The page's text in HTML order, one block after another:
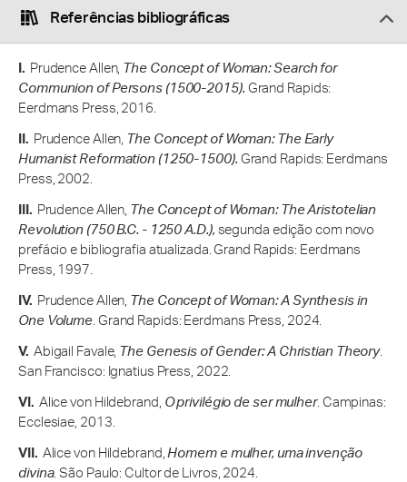
Referências bibliográficas
Prudence Allen, The Concept of Woman: Search for
Communion of Persons (1500-2015).Grand Rapids:
Eerdmans Press, 2016.
Prudence Allen, The Concept of Woman: The Early
Humanist Reformation (1250-1500). Grand Rapids: Eerdmans
Press, 2002.
Prudence Allen, The Concept of Woman: The Aristotelian
Revolution (750 B.C. - 1250 A.D.), segunda edição com novo
prefácio e bibliografia atualizada. Grand Rapids: Eerdmans
Press, 1997.
Prudence Allen, The Concept of Woman: A Synthesis in
One Volume. Grand Rapids: Eerdmans Press, 2024.
Abigail Favale, The Genesis of Gender: A Christian Theory.
San Francisco: Ignatius Press, 2022.
Alice von Hildebrand, O privilégio de ser mulher. Campinas:
Ecclesiae, 2013.
Alice von Hildebrand,Homem e mulher, uma invenção
divina. São Paulo: Cultor de Livros, 2024.